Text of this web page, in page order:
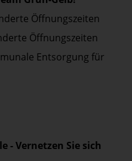
Öffnungszeiten
Öffnungszeiten
Entsorgung für
- Vernetzen Sie sich